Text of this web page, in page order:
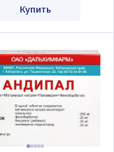
Купить